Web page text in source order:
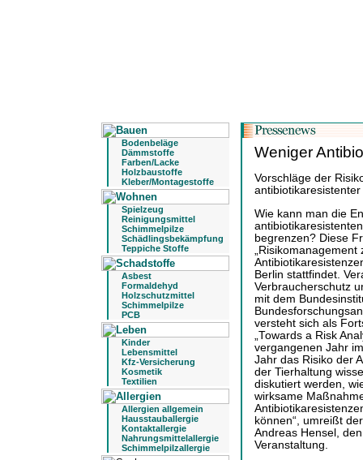
Bodenbeläge
Dämmstoffe
Farben/Lacke
Holzbaustoffe
Kleber/Montagestoffe
Spielzeug
Reinigungsmittel
Schimmelpilze
Schädlingsbekämpfung
Teppiche Stoffe
Asbest
Formaldehyd
Holzschutzmittel
Schimmelpilze
PCB
Kinder
Lebensmittel
Kfz-Versicherung
Kosmetik
Textilien
Allergien allgemein
Hausstauballergie
Kontaktallergie
Nahrungsmittelallergie
Schimmelpilzallergie
Weniger
Vorschläge der
Wie kann man die
begrenzen? Diese
Berlin stattfindet.
Verbraucherschutz
mit dem
versteht sich als
„Towards a Risk
vergangenen Jahr
Jahr das Risiko der
der Tierhaltung
diskutiert werden,
wirksame
können“, umreißt
Andreas Hensel,
Veranstaltung.